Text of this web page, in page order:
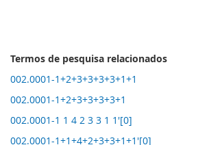
Termos de pesquisa relacionados
002.0001-1+2+3+3+3+3+1+1
002.0001-1+2+3+3+3+3+1
002.0001-1 1 4 2 3 3 1 1'[0]
002.0001-1+1+4+2+3+3+1+1'[0]